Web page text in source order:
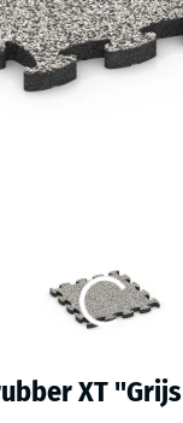
XT